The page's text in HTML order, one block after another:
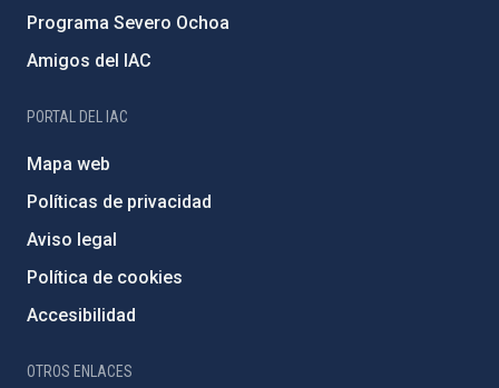
Programa Severo Ochoa
Amigos del IAC
PORTAL DEL IAC
Mapa web
Políticas de privacidad
Aviso legal
Política de cookies
Accesibilidad
OTROS ENLACES